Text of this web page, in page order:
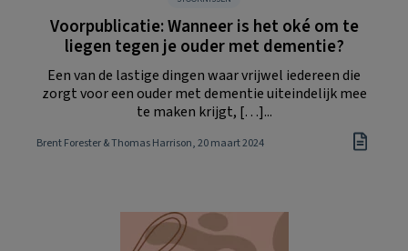
Voorpublicatie: Wanneer is het oké om te
liegen tegen je ouder met dementie?
Een van de lastige dingen waar vrijwel iedereen die
zorgt voor een ouder met dementie uiteindelijk mee
te maken krijgt, […]...
Brent Forester & Thomas Harrison, 20 maart 2024